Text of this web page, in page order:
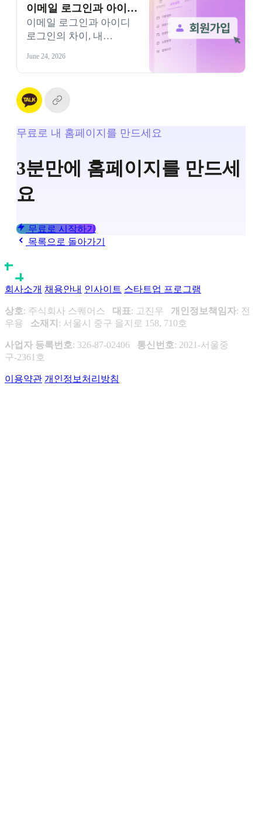
이메일 로그인과 아이디
로그인 중 어떤 걸
골라야 할까요?
이메일 로그인과 아이디
로그인의 차이, 내
맞는지 쉽게 정리했어요.
고객 여정 설계 관점에서
회원가입 방식을 고르는
기준을 알아보세요.
June 24, 2026
무료로 내 홈페이지를 만드세요
3분만에 홈페이지를 만드세
요
무료로 시작하기
목록으로 돌아가기
회사소개 채용안내 인사이트 스타트업 프로그램
상호: 주식회사 스퀘어스 대표: 고진우 개인정보책임자: 전
우용 소재지 : 서울시 중구 을지로 158, 710호
사업자 등록번호: 326-87-02406 통신번호: 2021-서울중
구-2361호
이용약관 개인정보처리방침